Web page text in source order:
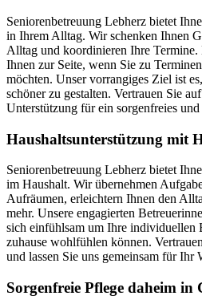
Seniorenbetreuung Lebherz bietet
in Ihrem Alltag. Wir schenken Ihnen
Alltag und koordinieren Ihre Termine.
Ihnen zur Seite, wenn Sie zu
möchten. Unser vorrangiges Ziel ist
schöner zu gestalten. Vertrauen Sie
Unterstützung für ein sorgenfreies
Haushalts­unterstützung mit
Seniorenbetreuung Lebherz bietet
im Haushalt. Wir übernehmen
Aufräumen, erleichtern Ihnen den
mehr. Unsere engagierten
sich einfühlsam um Ihre individuellen
zuhause wohlfühlen können.
und lassen Sie uns gemeinsam für Ihr
Sorgenfreie Pflege daheim in